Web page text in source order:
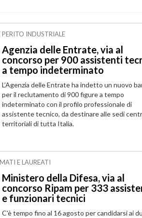
INDUSTRIALE
Agenzia delle Entrate, via al
concorso per 900 assistenti
a tempo indeterminato
L’Agenzia delle Entrate ha indetto un nuovo
per il reclutamento di 900 figure a tempo
indeterminato con il profilo professionale di
assistente tecnico, da destinare alle sedi
territoriali di tutta Italia.
E LAUREATI
Ministero della Difesa, via al
concorso Ripam per 333
e funzionari tecnici
C'è tempo fino al 16 agosto per candidarsi ai